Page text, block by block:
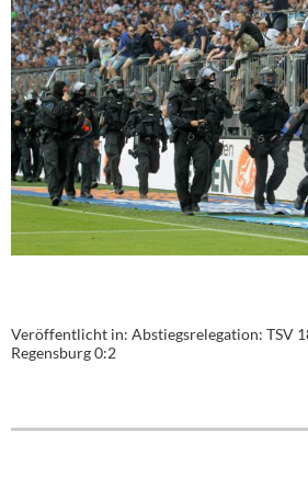
Veröffentlicht in: Abstiegsrelegation: TSV
Regensburg 0:2